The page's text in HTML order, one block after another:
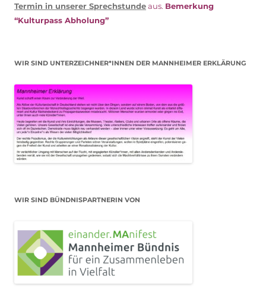
Termin in unserer Sprechstundeaus. Bemerkung
“Kulturpass Abholung”
WIR SIND UNTERZEICHNER*INNEN DER MANNHEIMER ERKLÄRUNG
WIR SIND BÜNDNISPARTNERIN VON